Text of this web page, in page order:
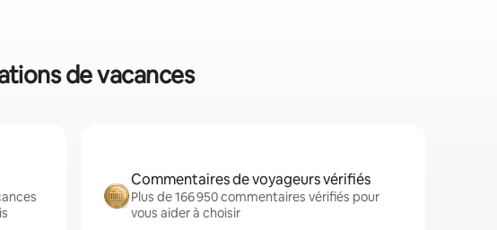
de vacances
Commentaires de voyageurs vérifiés
Plus de 166 950 commentaires vérifiés pour
vous aider à choisir